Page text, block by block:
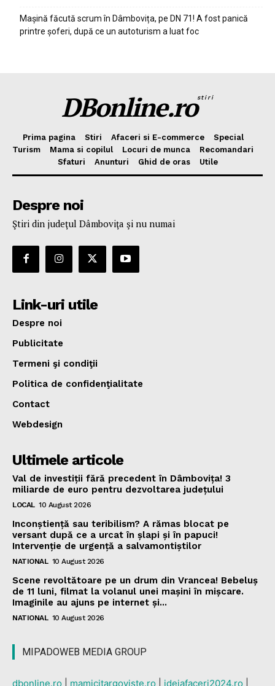
Mașină făcută scrum în Dâmbovița, pe DN 71! A fost panică
printre șoferi, după ce un autoturism a luat foc
DBonline.rostiri
Prima pagina Stiri Afaceri si E-commerce
Special
Turism
Mama si copilul Locuri de munca
Recomandari
Sfaturi
Anunturi Ghid de oras Utile
Despre noi
Ştiri din judeţul Dâmboviţa şi nu numai
Link-uri utile
Despre noi
Publicitate
Termeni şi condiţii
Politica de confidenţialitate
Contact
Webdesign
Ultimele articole
Val de investiții fără precedent în Dâmbovița! 3
miliarde de euro pentru dezvoltarea județului
LOCAL 10 August 2026
Inconștiență sau teribilism? A rămas blocat pe
versant după ce a urcat în șlapi și în papuci!
Intervenție de urgență a salvamontiștilor
NATIONAL 10 August 2026
Scene revoltătoare pe un drum din Vrancea! Bebeluș
de 11 luni, filmat la volanul unei mașini în mișcare.
Imaginile au ajuns pe internet și...
NATIONAL 10 August 2026
MIPADOWEB MEDIA GROUP
dbonline.ro mamicitargoviste.ro ideiafaceri2024.ro